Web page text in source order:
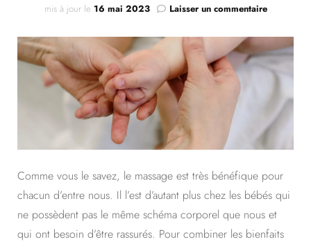
mis à jour le 16 mai 2023 Laisser un commentairesur
massage
aquatique
Comme vous le savez, le massage est très bénéfique pour
chacun d’entre nous. Il l’est d’autant plus chez les bébés qui
ne possèdent pas le même schéma corporel que nous et
qui ont besoin d’être rassurés. Pour combiner les bienfaits